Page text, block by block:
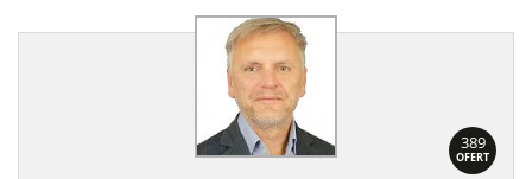
389
OFERT